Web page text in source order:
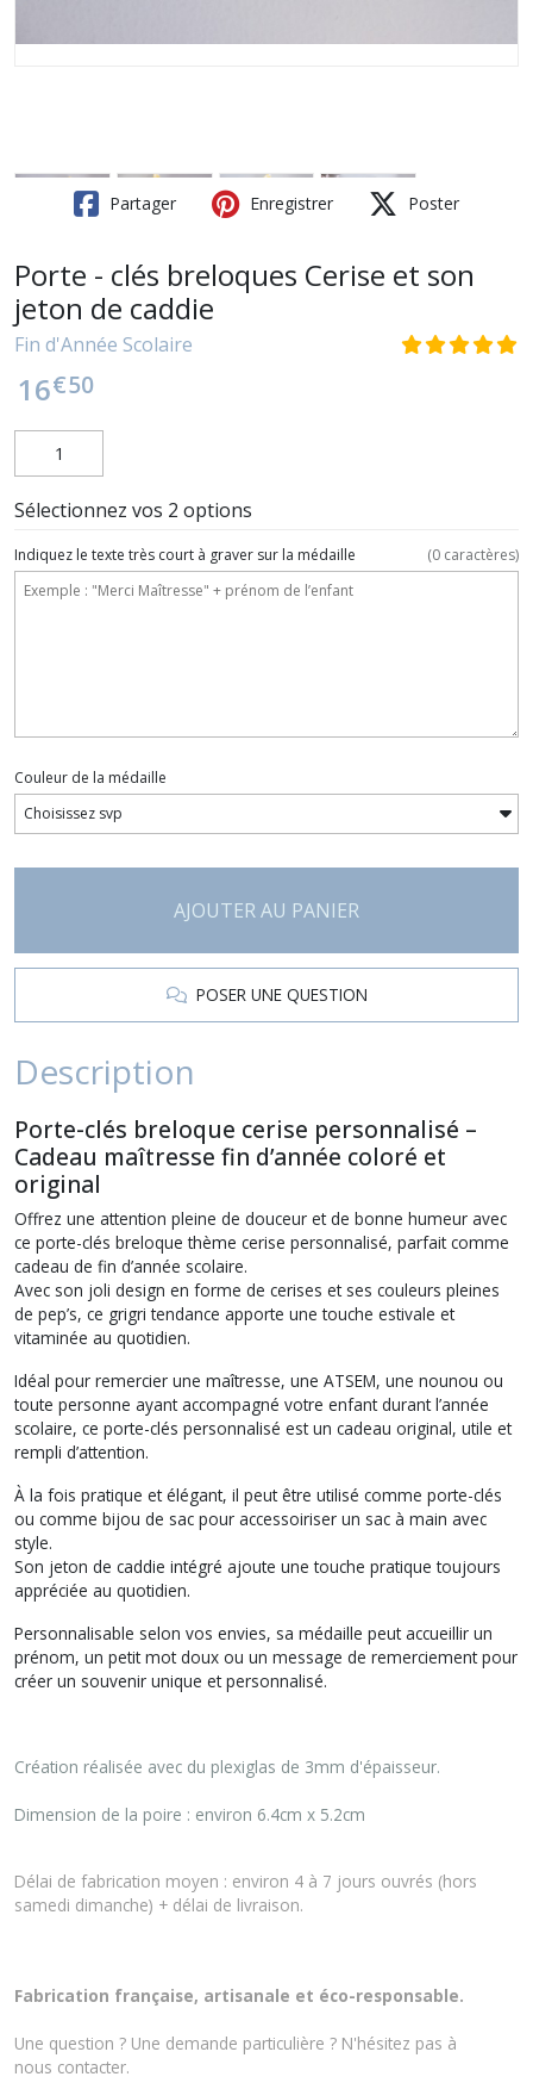
Partager Enregistrer Poster
Porte - clés breloques Cerise et son
jeton de caddie
Fin d'Année Scolaire
16€50
Sélectionnez vos 2 options
Indiquez le texte très court à graver sur la médaille (0 caractères)
Couleur de la médaille
AJOUTER AU PANIER
POSER UNE QUESTION
Description
Porte-clés breloque cerise personnalisé –
Cadeau maîtresse fin d’année coloré et
original
Offrez une attention pleine de douceur et de bonne humeur avec
ce porte-clés breloque thème cerise personnalisé, parfait comme
cadeau de fin d’année scolaire.
Avec son joli design en forme de cerises et ses couleurs pleines
de pep’s, ce grigri tendance apporte une touche estivale et
vitaminée au quotidien.
Idéal pour remercier une maîtresse, une ATSEM, une nounou ou
toute personne ayant accompagné votre enfant durant l’année
scolaire, ce porte-clés personnalisé est un cadeau original, utile et
rempli d’attention.
À la fois pratique et élégant, il peut être utilisé comme porte-clés
ou comme bijou de sac pour accessoiriser un sac à main avec
style.
Son jeton de caddie intégré ajoute une touche pratique toujours
appréciée au quotidien.
Personnalisable selon vos envies, sa médaille peut accueillir un
prénom, un petit mot doux ou un message de remerciement pour
créer un souvenir unique et personnalisé.
Création réalisée avec du plexiglas de 3mm d'épaisseur.
Dimension de la poire : environ 6.4cm x 5.2cm
Délai de fabrication moyen : environ 4 à 7 jours ouvrés (hors
samedi dimanche) + délai de livraison.
Fabrication française, artisanale et éco-responsable.
Une question ? Une demande particulière ? N'hésitez pas à
nous contacter.